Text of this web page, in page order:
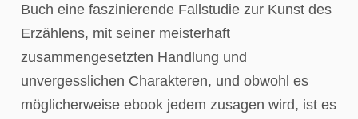
Buch eine faszinierende Fallstudie zur Kunst des
Erzählens, mit seiner meisterhaft
zusammengesetzten Handlung und
unvergesslichen Charakteren, und obwohl es
möglicherweise ebook jedem zusagen wird, ist es